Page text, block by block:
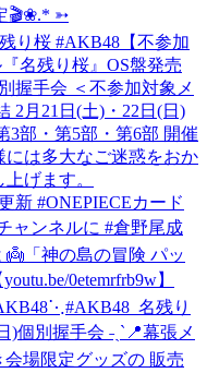
🎬❀.* ➳
り桜 #AKB48 【不参加
名残り桜』OS盤発売
握手会 ＜不参加対象メ
2月21日(土)・22日(日)
3部・第5部・第6部 開催
は多大なご迷惑をおか
げます。
新 #ONEPIECEカード
ャンネルに #倉野尾成
「神の島の冒険 パッ
0etemrfrb9w】
⋱#AKB48_名残り
別握手会 ˗ˏˋ📍幕張メ
会場限定グッズの 販売